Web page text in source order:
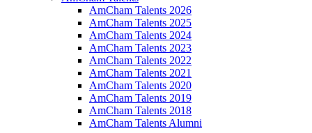
AmCham Talents 2026
AmCham Talents 2025
AmCham Talents 2024
AmCham Talents 2023
AmCham Talents 2022
AmCham Talents 2021
AmCham Talents 2020
AmCham Talents 2019
AmCham Talents 2018
AmCham Talents Alumni